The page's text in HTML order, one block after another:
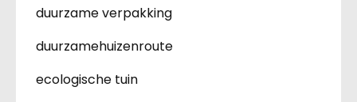
duurzame verpakking
duurzamehuizenroute
ecologische tuin